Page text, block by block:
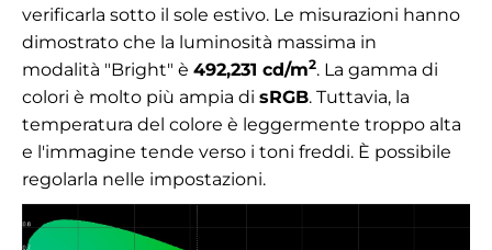
verificarla sotto il sole estivo. Le misurazioni hanno
dimostrato che la luminosità massima in
modalità "Bright" è 492,231 cd/m2. La gamma di
colori è molto più ampia di sRGB. Tuttavia, la
temperatura del colore è leggermente troppo alta
e l'immagine tende verso i toni freddi. È possibile
regolarla nelle impostazioni.